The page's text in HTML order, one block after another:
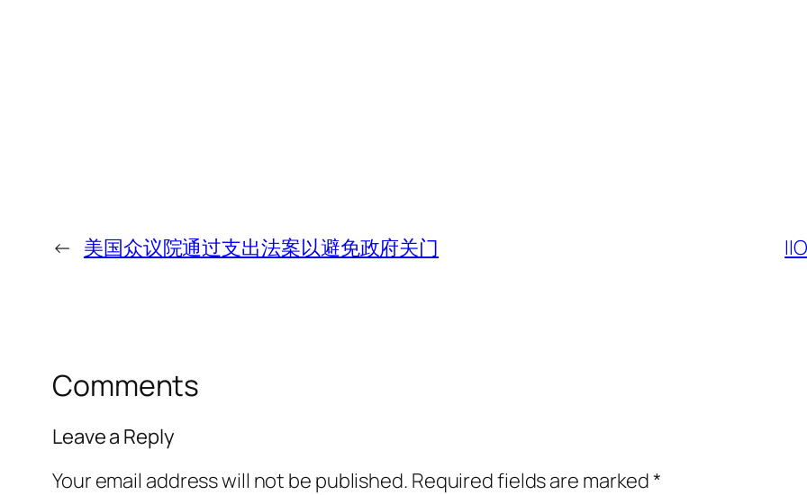
← 美国众议院通过支出法案以避免政府关门
Comments
Leave a Reply
Your email address will not be published. Required fields are marked*